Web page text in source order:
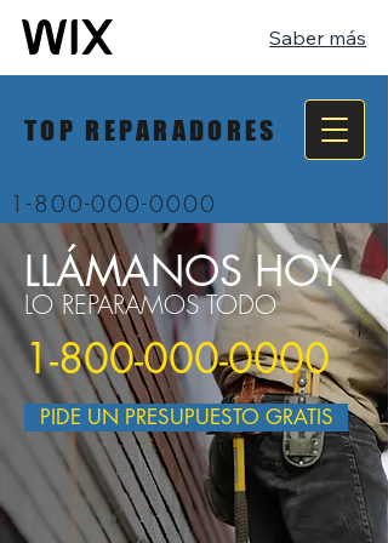
Saber más